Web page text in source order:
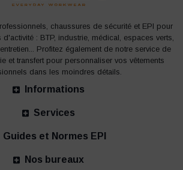
chaussures de sécurité et EPI pour
: BTP, industrie, médical, espaces verts,
Profitez également de notre service de
et transfert pour personnaliser vos vêtements
dans les moindres détails.
Informations
Services
Guides et Normes EPI
Nos bureaux